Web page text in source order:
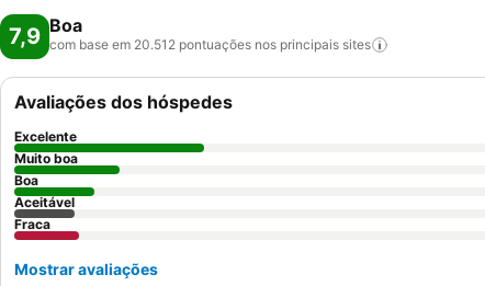
7,9 Boa
com base em 20.512 pontuações nos principais sites
Avaliações dos hóspedes
Excelente
Muito boa
Boa
Aceitável
Fraca
Mostrar avaliações